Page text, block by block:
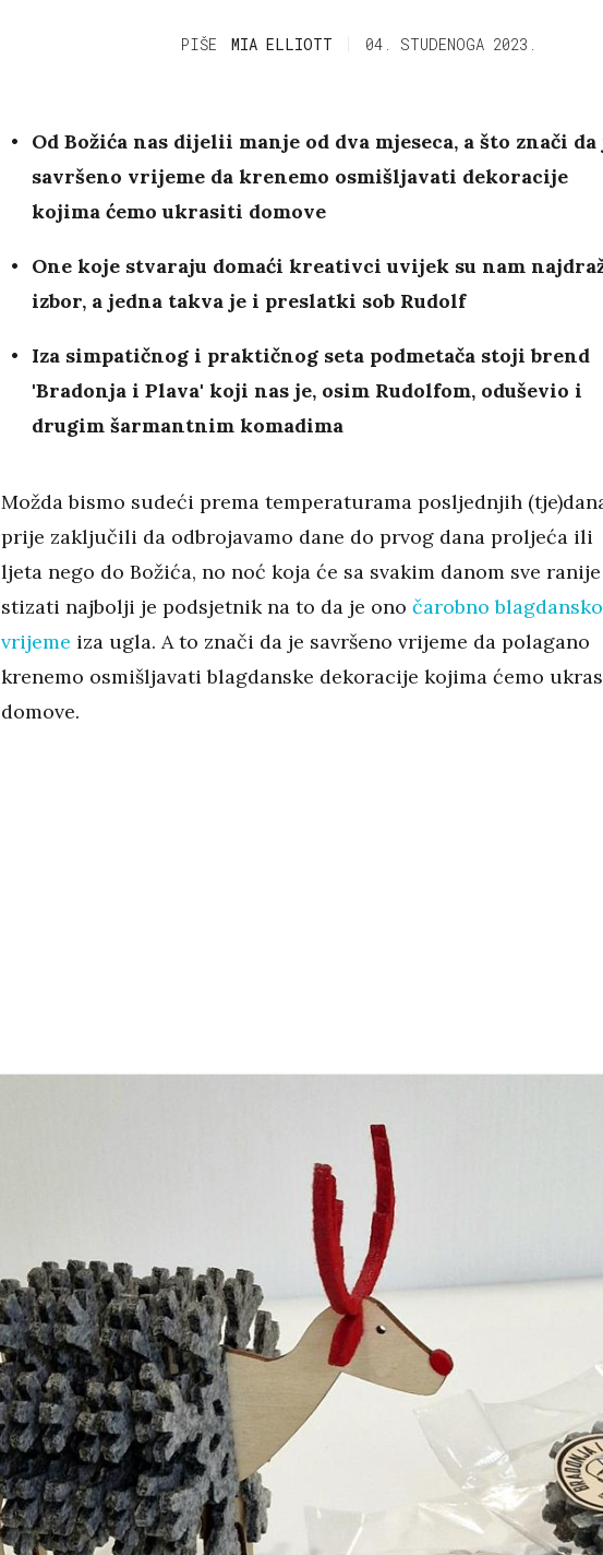
PIŠE MIA ELLIOTT 04. STUDENOGA 2023.
Od Božića nas dijelii manje od dva mjeseca, a što znači da
savršeno vrijeme da krenemo osmišljavati dekoracije
kojima ćemo ukrasiti domove
One koje stvaraju domaći kreativci uvijek su nam
izbor, a jedna takva je i preslatki sob Rudolf
Iza simpatičnog i praktičnog seta podmetača stoji brend
'Bradonja i Plava' koji nas je, osim Rudolfom, oduševio i
drugim šarmantnim komadima
Možda bismo sudeći prema temperaturama posljednjih
prije zaključili da odbrojavamo dane do prvog dana proljeća ili
ljeta nego do Božića, no noć koja će sa svakim danom sve ranije
stizati najbolji je podsjetnik na to da je ono čarobno blagdansko
vrijeme iza ugla. A to znači da je savršeno vrijeme da polagano
krenemo osmišljavati blagdanske dekoracije kojima ćemo
domove.